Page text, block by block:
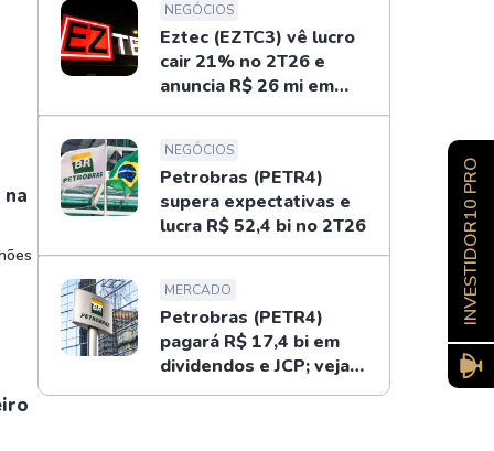
NEGÓCIOS
Eztec (EZTC3) vê lucro
cair 21% no 2T26 e
anuncia R$ 26 mi em
dividendos
NEGÓCIOS
Petrobras (PETR4)
supera expectativas e
lucra R$ 52,4 bi no 2T26
MERCADO
Petrobras (PETR4)
pagará R$ 17,4 bi em
dividendos e JCP; veja
como receber
INVESTIDOR10 PRO